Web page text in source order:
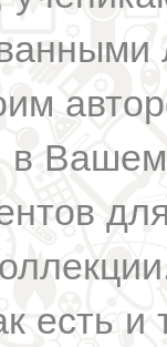
в
есть и